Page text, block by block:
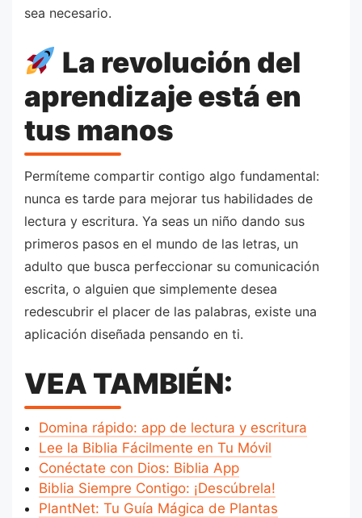
sea necesario.
La revolución del
aprendizaje está en
tus manos
Permíteme compartir contigo algo fundamental:
nunca es tarde para mejorar tus habilidades de
lectura y escritura. Ya seas un niño dando sus
primeros pasos en el mundo de las letras, un
adulto que busca perfeccionar su comunicación
escrita, o alguien que simplemente desea
redescubrir el placer de las palabras, existe una
aplicación diseñada pensando en ti.
VEA TAMBIÉN:
Domina rápido: app de lectura y escritura
Lee la Biblia Fácilmente en Tu Móvil
Conéctate con Dios: Biblia App
Biblia Siempre Contigo: ¡Descúbrela!
PlantNet: Tu Guía Mágica de Plantas